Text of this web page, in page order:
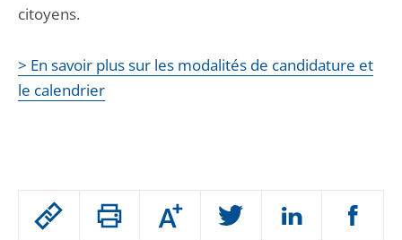
Passer
Augmenter
ou
citoyens.
> En savoir plus sur les modalités de candidature et
le calendrier